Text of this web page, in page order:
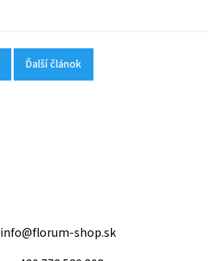
Ďalší článok
info@florum-shop.sk